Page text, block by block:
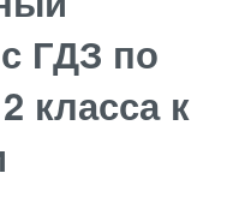
ГДЗ по
класса к